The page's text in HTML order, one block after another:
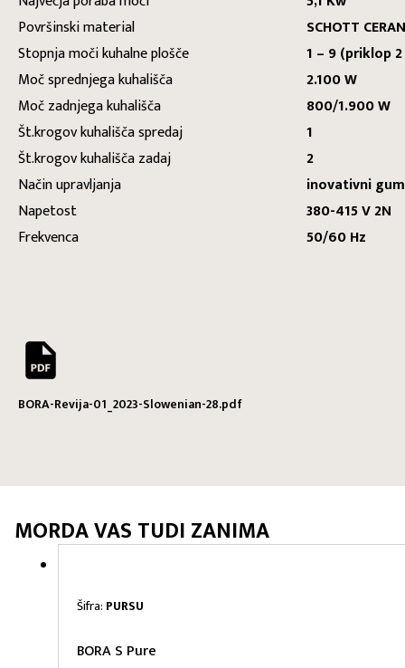
Površinski material
SCHOTT CERAN
Stopnja moči kuhalne plošče
1 – 9 (priklop
Moč sprednjega kuhališča
2.100 W
Moč zadnjega kuhališča
800/1.900 W
Št.krogov kuhališča spredaj
1
Št.krogov kuhališča zadaj
2
Način upravljanja
inovativni
Napetost
380-415 V 2N
Frekvenca
50/60 Hz
BORA-Revija-01_2023-Slowenian-28.pdf
MORDA VAS TUDI ZANIMA
Šifra: PURSU
BORA S Pure